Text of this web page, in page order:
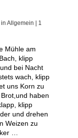
in Allgemein
| 1
klipp
bei Nacht
wach, klipp
uns Korn zu
haben
klipp
und drehen
Weizen zu
…